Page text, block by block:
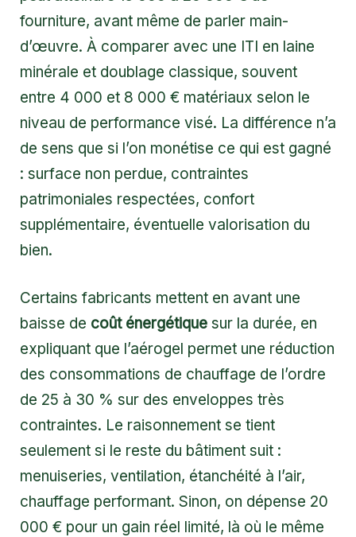
fourniture, avant même de parler main-
d’œuvre. À comparer avec une ITI en laine
minérale et doublage classique, souvent
entre 4 000 et 8 000 € matériaux selon le
niveau de performance visé. La différence n’a
de sens que si l’on monétise ce qui est gagné
: surface non perdue, contraintes
patrimoniales respectées, confort
supplémentaire, éventuelle valorisation du
bien.
Certains fabricants mettent en avant une
baisse de coût énergétique sur la durée, en
expliquant que l’aérogel permet une réduction
des consommations de chauffage de l’ordre
de 25 à 30 % sur des enveloppes très
contraintes. Le raisonnement se tient
seulement si le reste du bâtiment suit :
menuiseries, ventilation, étanchéité à l’air,
chauffage performant. Sinon, on dépense 20
000 € pour un gain réel limité, là où le même